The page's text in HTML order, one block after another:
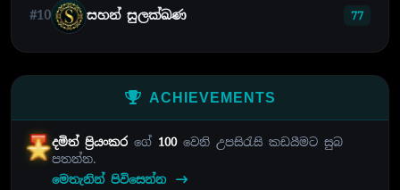
#10 සහන් සුලක්ඛණ 77
ACHIEVEMENTS
දමිත් ප්‍රියංකරගේ 100වෙනි උපසිරැසි කඩයීමට සුබ
පතන්න.
මෙතැනින් පිවිසෙන්න